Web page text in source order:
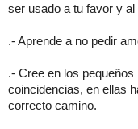
ser usado a tu favor y
.- Aprende a no pedir
.- Cree en los
coincidencias, en ellas
correcto camino.